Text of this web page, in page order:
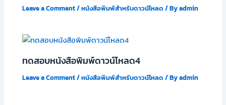
Leave a Comment/หนังสือพิมพ์สำหรับดาวน์โหลด / Byadmin
ทดสอบหนังสือพิมพ์ดาวน์โหลด4
Leave a Comment/หนังสือพิมพ์สำหรับดาวน์โหลด / Byadmin